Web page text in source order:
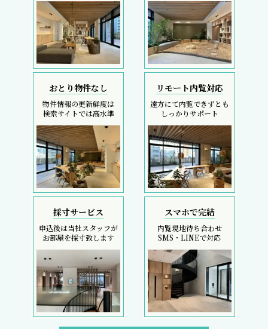
おとり物件なし
物件情報の更新鮮度は
検索サイトでは高水準
リモート内覧対応
遠方にて内覧できずとも
しっかりサポート
採寸サービス
申込後は当社スタッフが
お部屋を採寸致します
スマホで完結
内覧現地待ち合わせ
SMS・LINEで対応